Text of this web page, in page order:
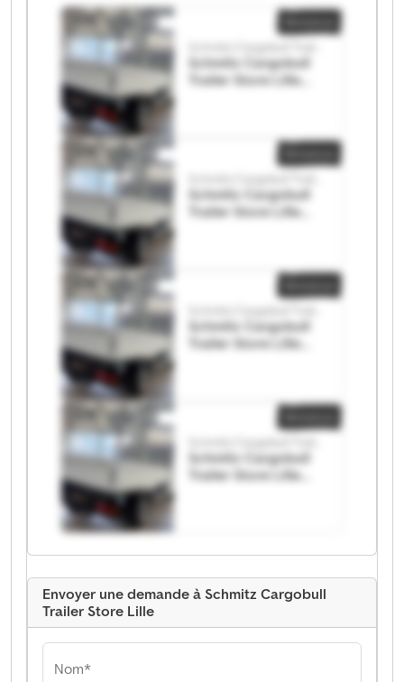
Schmitz Cargobull
Trailer Store Lille
Schmitz Cargobull
Trailer Store Lille
Schmitz Cargobull
Trailer Store Lille
Schmitz Cargobull
Trailer Store Lille
Envoyer une demande à Schmitz Cargobull
Trailer Store Lille
Nom*